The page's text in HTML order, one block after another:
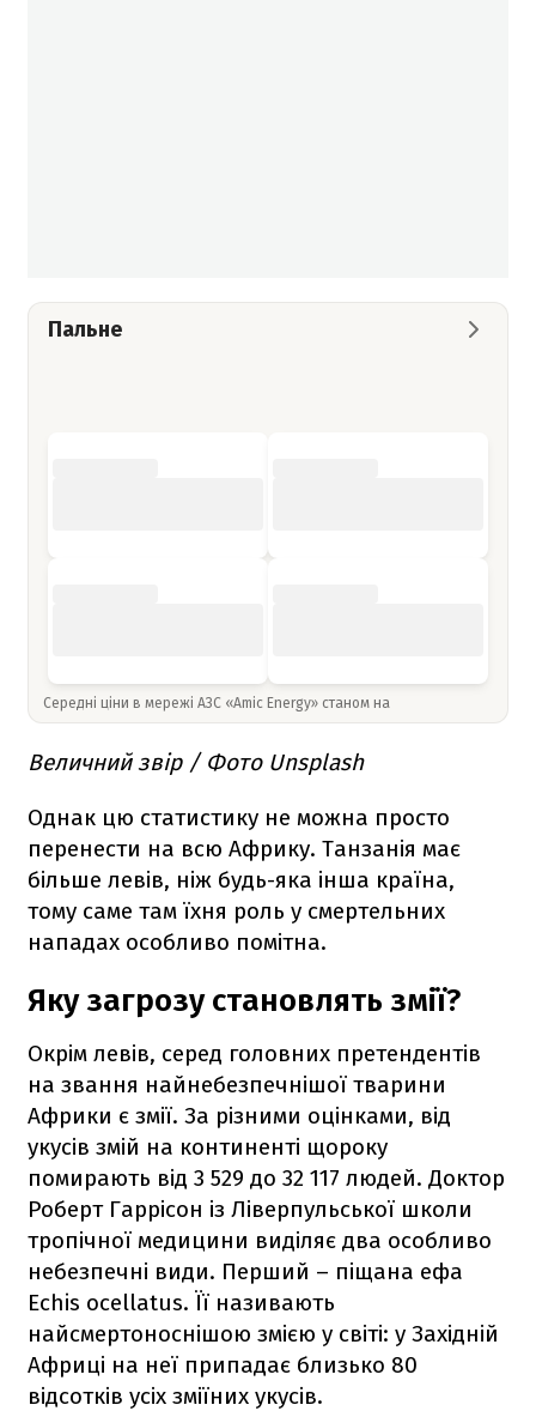
Пальне
Середні ціни в мережі АЗС «Amic Energy» станом на
Величний звір / Фото Unsplash
Однак цю статистику не можна просто
перенести на всю Африку. Танзанія має
більше левів, ніж будь-яка інша країна,
тому саме там їхня роль у смертельних
нападах особливо помітна.
Яку загрозу становлять змії?
Окрім левів, серед головних претендентів
на звання найнебезпечнішої тварини
Африки є змії. За різними оцінками, від
укусів змій на континенті щороку
помирають від 3 529 до 32 117 людей. Доктор
Роберт Гаррісон із Ліверпульської школи
тропічної медицини виділяє два особливо
небезпечні види. Перший – піщана ефа
Echis ocellatus. Її називають
найсмертоноснішою змією у світі: у Західній
Африці на неї припадає близько 80
відсотків усіх зміїних укусів.